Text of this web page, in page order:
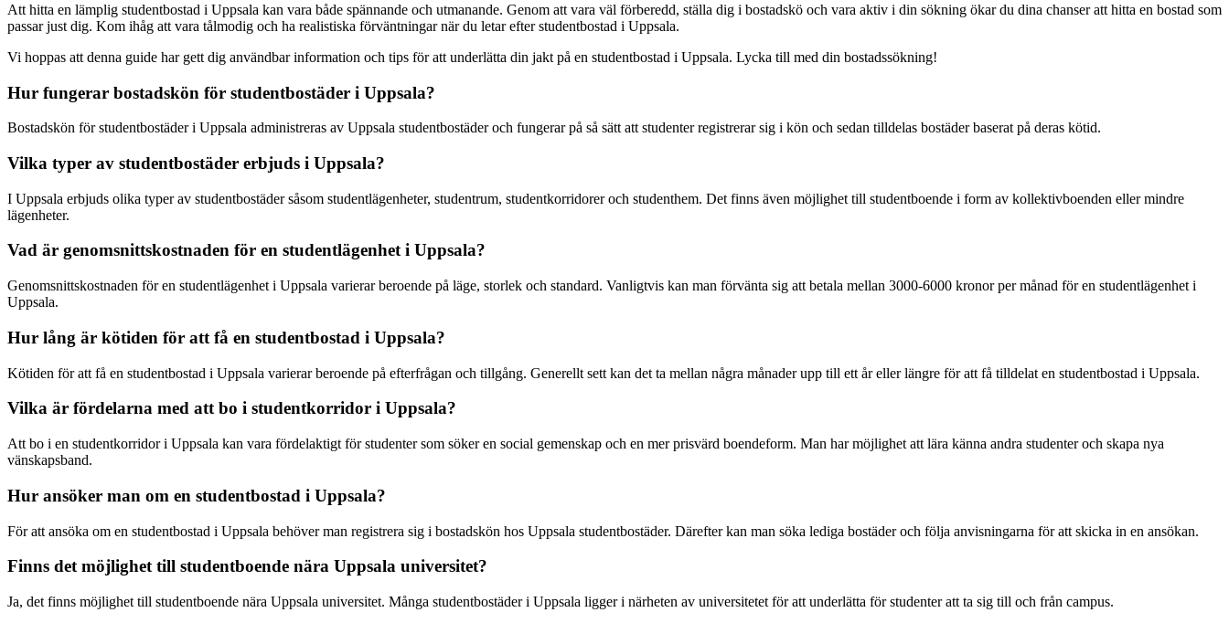
Att hitta en lämplig studentbostad i Uppsala kan vara både spännande och utmanande. Genom att vara väl förberedd, ställa dig i bostadskö och vara aktiv i din sökning ökar du dina chanser att hitta en bostad som
passar just dig. Kom ihåg att vara tålmodig och ha realistiska förväntningar när du letar efter studentbostad i Uppsala.
Vi hoppas att denna guide har gett dig användbar information och tips för att underlätta din jakt på en studentbostad i Uppsala. Lycka till med din bostadssökning!
Hur fungerar bostadskön för studentbostäder i Uppsala?
Bostadskön för studentbostäder i Uppsala administreras av Uppsala studentbostäder och fungerar på så sätt att studenter registrerar sig i kön och sedan tilldelas bostäder baserat på deras kötid.
Vilka typer av studentbostäder erbjuds i Uppsala?
I Uppsala erbjuds olika typer av studentbostäder såsom studentlägenheter, studentrum, studentkorridorer och studenthem. Det finns även möjlighet till studentboende i form av kollektivboenden eller mindre
lägenheter.
Vad är genomsnittskostnaden för en studentlägenhet i Uppsala?
Genomsnittskostnaden för en studentlägenhet i Uppsala varierar beroende på läge, storlek och standard. Vanligtvis kan man förvänta sig att betala mellan 3000-6000 kronor per månad för en studentlägenhet i
Uppsala.
Hur lång är kötiden för att få en studentbostad i Uppsala?
Kötiden för att få en studentbostad i Uppsala varierar beroende på efterfrågan och tillgång. Generellt sett kan det ta mellan några månader upp till ett år eller längre för att få tilldelat en studentbostad i Uppsala.
Vilka är fördelarna med att bo i studentkorridor i Uppsala?
Att bo i en studentkorridor i Uppsala kan vara fördelaktigt för studenter som söker en social gemenskap och en mer prisvärd boendeform. Man har möjlighet att lära känna andra studenter och skapa nya
vänskapsband.
Hur ansöker man om en studentbostad i Uppsala?
För att ansöka om en studentbostad i Uppsala behöver man registrera sig i bostadskön hos Uppsala studentbostäder. Därefter kan man söka lediga bostäder och följa anvisningarna för att skicka in en ansökan.
Finns det möjlighet till studentboende nära Uppsala universitet?
Ja, det finns möjlighet till studentboende nära Uppsala universitet. Många studentbostäder i Uppsala ligger i närheten av universitetet för att underlätta för studenter att ta sig till och från campus.